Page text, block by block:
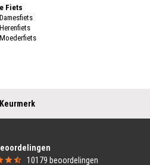
Fiets
Meisjes
Keurmerk
10179 beoordelingen